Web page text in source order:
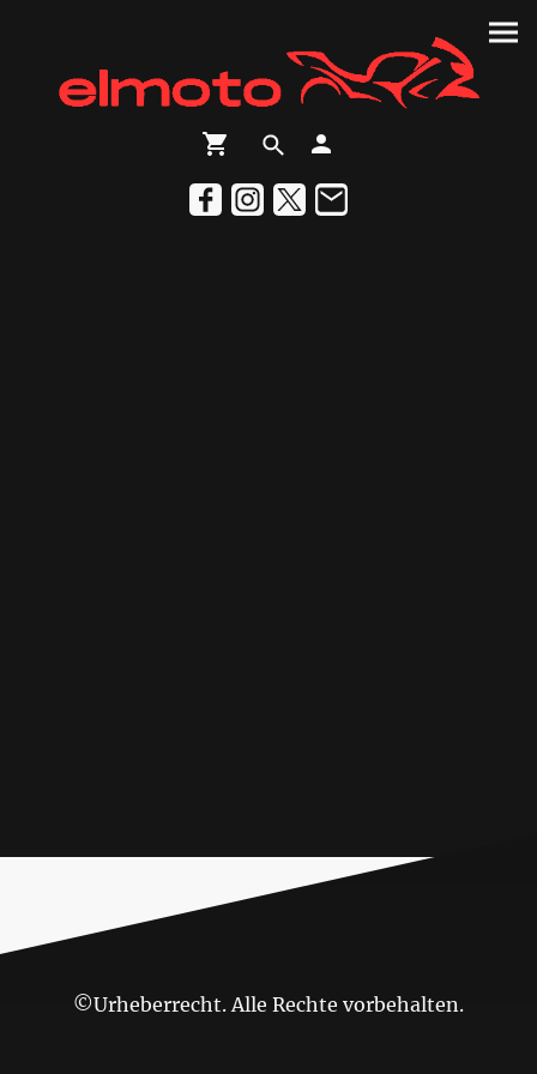
©Urheberrecht. Alle Rechte vorbehalten.